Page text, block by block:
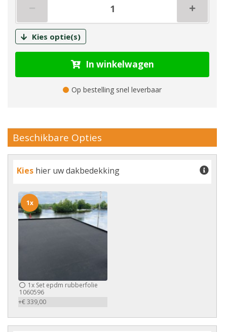
Kies optie(s)
In winkelwagen
Op bestelling snel leverbaar
Beschikbare Opties
Kies hier uw dakbedekking
1x Set epdm rubberfolie
1060596
+€ 339,00
1x